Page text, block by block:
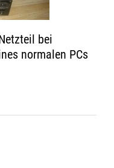
bei
normalen PCs